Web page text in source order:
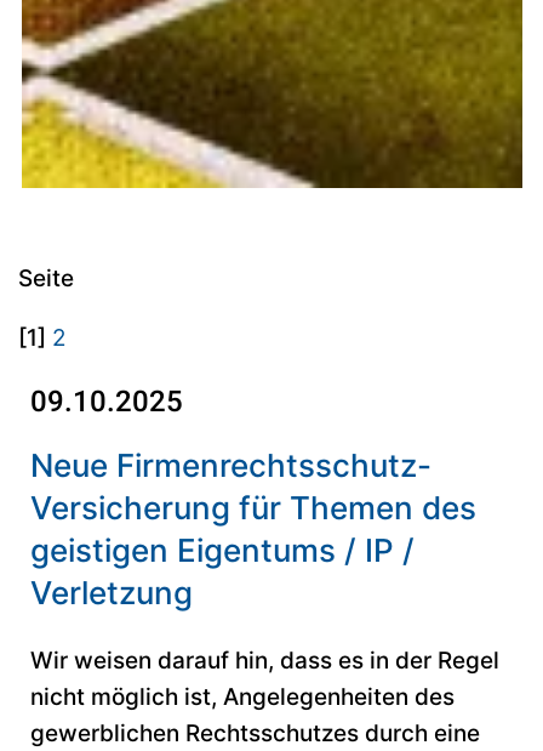
Seite
[1] 2
09.10.2025
Neue Firmenrechtsschutz-
Versicherung für Themen des
geistigen Eigentums / IP /
Verletzung
Wir weisen darauf hin, dass es in der Regel
nicht möglich ist, Angelegenheiten des
gewerblichen Rechtsschutzes durch eine